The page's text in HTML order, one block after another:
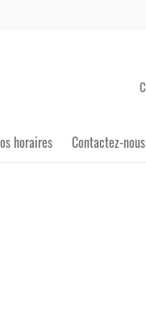
horaires Contactez-nous